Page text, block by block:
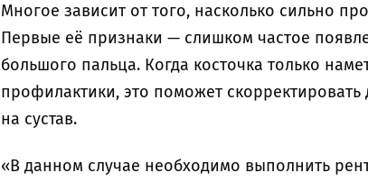
Многое зависит от того, насколько сильно
Первые её признаки — слишком частое
большого пальца. Когда косточка только
профилактики, это поможет
на сустав.
«В данном случае необходимо выполнить